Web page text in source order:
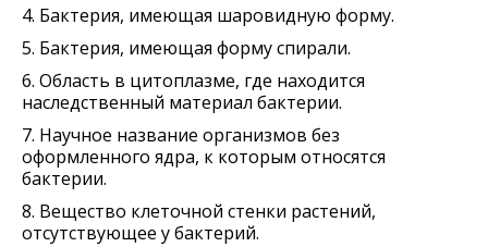
4. Бактерия, имеющая шаровидную форму.
5. Бактерия, имеющая форму спирали.
6. Область в цитоплазме, где находится
наследственный материал бактерии.
7. Научное название организмов без
оформленного ядра, к которым относятся
бактерии.
8. Вещество клеточной стенки растений,
отсутствующее у бактерий.